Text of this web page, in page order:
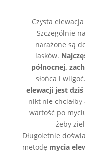
Czysta
Szczególnie
narażone są
lasków.
północnej,
słońca i wilgoć.
elewacji jest dziś
nikt nie
wartość po
żeby
Długoletnie
metodę mycia